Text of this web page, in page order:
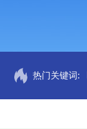
热门关键词: